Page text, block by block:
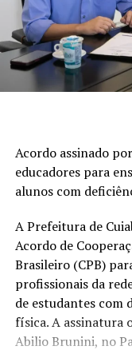
“Parabenizo a
Após diligências,
condenado em
quilômetros de
Com Assessoria
UP NEXT
Homem é
durante operação
Grande
Assassino que
encontrado na
Acordo assinado
educadores para
alunos com
A Prefeitura de
Acordo de
Brasileiro (CPB)
profissionais da
de estudantes com
física. A assinatura
Abilio Brunini, no